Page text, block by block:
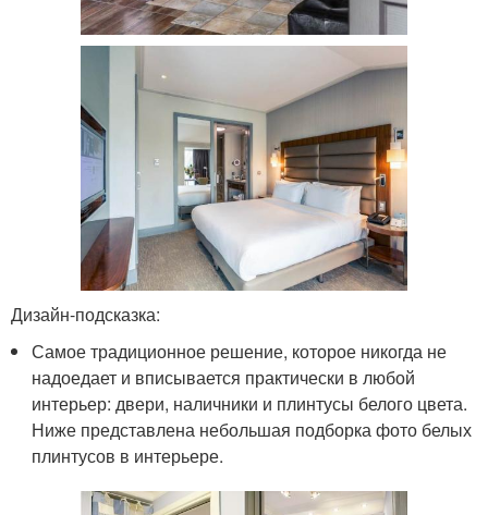
Дизайн-подсказка:
Самое традиционное решение, которое никогда не
надоедает и вписывается практически в любой
интерьер: двери, наличники и плинтусы белого цвета.
Ниже представлена небольшая подборка фото белых
плинтусов в интерьере.